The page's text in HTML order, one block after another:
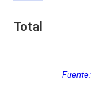
Total
Fuente: